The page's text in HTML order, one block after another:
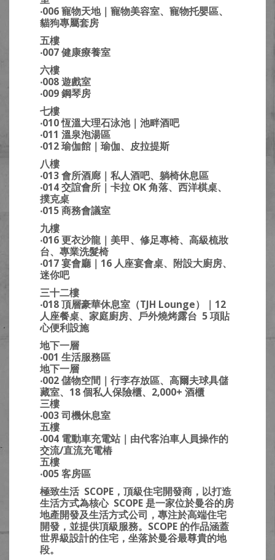
‧006 寵物天地｜寵物美容室、寵物托嬰區、
貓狗專屬套房
五樓
‧007 健康療養室
六樓
‧008 遊戲室
‧009 鋼琴房
七樓
‧010 恆溫大理石泳池｜池畔酒吧
‧011 溫泉泡湯區
‧012 瑜伽館｜瑜伽、皮拉提斯
八樓
‧013 會所酒廊｜私人酒吧、躺椅休息區
‧014 交誼會所｜卡拉 OK 角落、西洋棋桌、
撲克桌
‧015 商務會議室
九樓
‧016 更衣沙龍｜美甲、修足專椅、高級梳妝
台、專業洗髮椅
‧017 宴會廳｜16 人座宴會桌、附設大廚房、
迷你吧
三十二樓
‧018 頂層豪華休息室（TJH Lounge）｜12
人座餐桌、家庭廚房、戶外燒烤露台 5 項貼
心便利設施
地下一層
‧001 生活服務區
地下一層
‧002 儲物空間｜行李存放區、高爾夫球具儲
藏室、18 個私人保險櫃、2,000+ 酒櫃
三樓
‧003 司機休息室
五樓
‧004 電動車充電站｜由代客泊車人員操作的
交流/直流充電樁
五樓
‧005 客房區
極致生活 SCOPE，頂級住宅開發商，以打造
生活方式為核心 SCOPE 是一家位於曼谷的房
地產開發及生活方式公司，專注於高端住宅
開發，並提供頂級服務。SCOPE 的作品涵蓋
世界級設計的住宅，坐落於曼谷最尊貴的地
段。